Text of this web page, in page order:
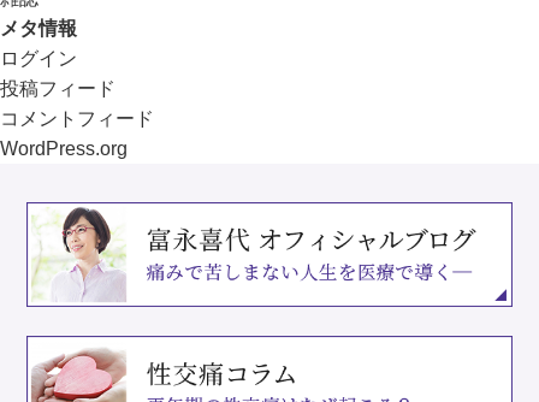
メタ情報
ログイン
投稿フィード
コメントフィード
WordPress.org